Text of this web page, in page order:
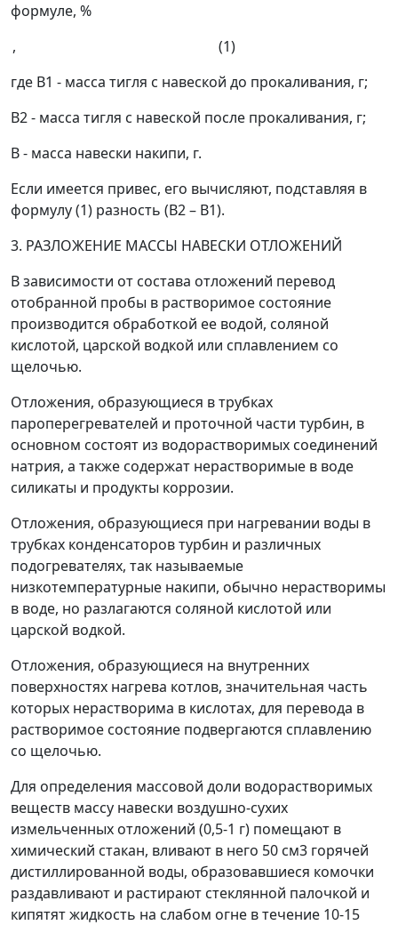
формуле, %
, (1)
где В1 - масса тигля с навеской до прокаливания, г;
В2- масса тигля с навеской после прокаливания, г;
В- масса навески накипи, г.
Если имеется привес, его вычисляют, подставляя в
формулу (1) разность (В2– В1).
3. РАЗЛОЖЕНИЕ МАССЫ НАВЕСКИ ОТЛОЖЕНИЙ
В зависимости от состава отложений перевод
отобранной пробы в растворимое состояние
производится обработкой ее водой, соляной
кислотой, царской водкой или сплавлением со
щелочью.
Отложения, образующиеся в трубках
пароперегревателей и проточной части турбин, в
основном состоят из водорастворимых соединений
натрия, а также содержат нерастворимые в воде
силикаты и продукты коррозии.
Отложения, образующиеся при нагревании воды в
трубках конденсаторов турбин и различных
подогревателях, так называемые
низкотемпературные накипи, обычно нерастворимы
в воде, но разлагаются соляной кислотой или
царской водкой.
Отложения, образующиеся на внутренних
поверхностях нагрева котлов, значительная часть
которых нерастворима в кислотах, для перевода в
растворимое состояние подвергаются сплавлению
со щелочью.
Для определения массовой доли водорастворимых
веществ массу навески воздушно-сухих
измельченных отложений (0,5-1 г) помещают в
химический стакан, вливают в него 50 см3 горячей
дистиллированной воды, образовавшиеся комочки
раздавливают и растирают стеклянной палочкой и
кипятят жидкость на слабом огне в течение 10-15